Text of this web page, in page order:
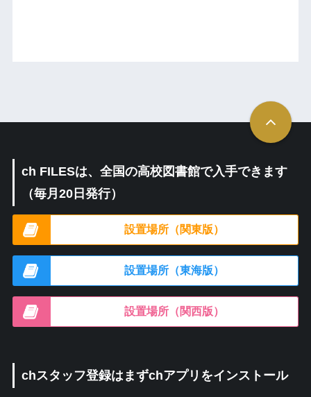
ch FILESは、全国の高校図書館で入手できます
（毎月20日発行）
設置場所（関東版）
設置場所（東海版）
設置場所（関西版）
chスタッフ登録はまずchアプリをインストール